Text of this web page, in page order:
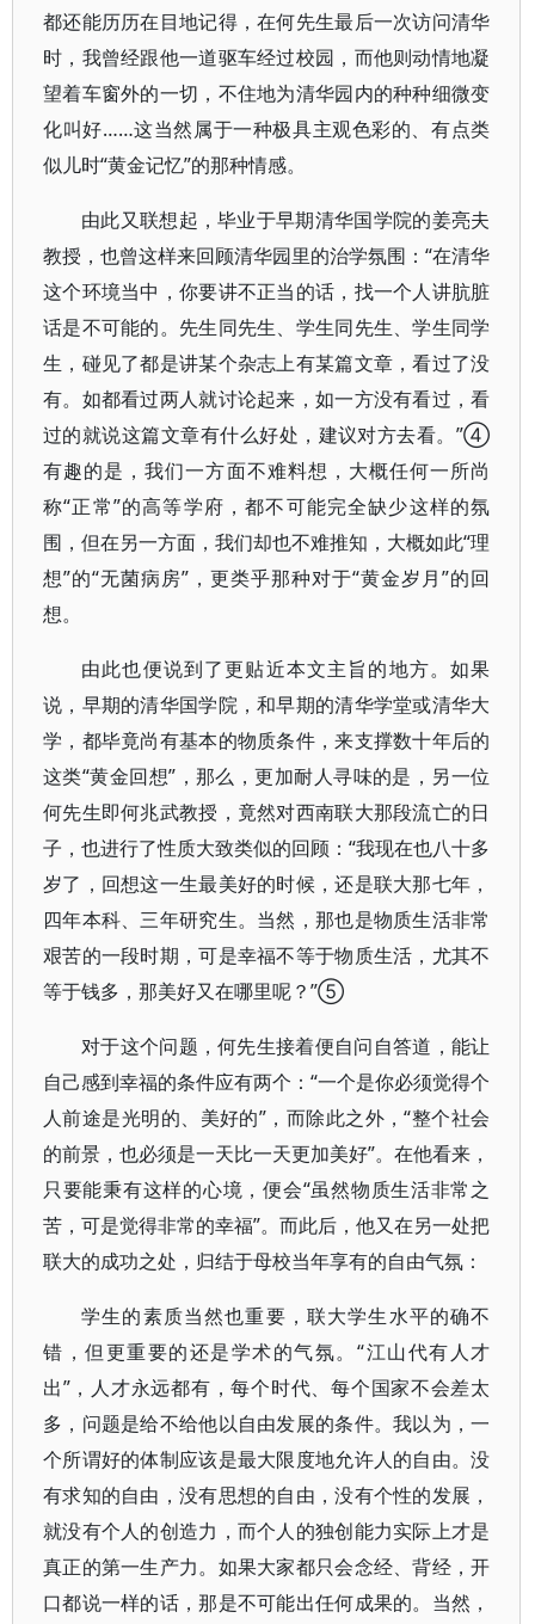
都还能历历在目地记得，在何先生最后一次访问清华
时，我曾经跟他一道驱车经过校园，而他则动情地凝
望着车窗外的一切，不住地为清华园内的种种细微变
化叫好……这当然属于一种极具主观色彩的、有点类
似儿时“黄金记忆”的那种情感。
由此又联想起，毕业于早期清华国学院的姜亮夫
教授，也曾这样来回顾清华园里的治学氛围：“在清华
这个环境当中，你要讲不正当的话，找一个人讲肮脏
话是不可能的。先生同先生、学生同先生、学生同学
生，碰见了都是讲某个杂志上有某篇文章，看过了没
有。如都看过两人就讨论起来，如一方没有看过，看
过的就说这篇文章有什么好处，建议对方去看。”④
有趣的是，我们一方面不难料想，大概任何一所尚
称“正常”的高等学府，都不可能完全缺少这样的氛
围，但在另一方面，我们却也不难推知，大概如此“理
想”的“无菌病房”，更类乎那种对于“黄金岁月”的回
想。
由此也便说到了更贴近本文主旨的地方。如果
说，早期的清华国学院，和早期的清华学堂或清华大
学，都毕竟尚有基本的物质条件，来支撑数十年后的
这类“黄金回想”，那么，更加耐人寻味的是，另一位
何先生即何兆武教授，竟然对西南联大那段流亡的日
子，也进行了性质大致类似的回顾：“我现在也八十多
岁了，回想这一生最美好的时候，还是联大那七年，
四年本科、三年研究生。当然，那也是物质生活非常
艰苦的一段时期，可是幸福不等于物质生活，尤其不
等于钱多，那美好又在哪里呢？”⑤
对于这个问题，何先生接着便自问自答道，能让
自己感到幸福的条件应有两个：“一个是你必须觉得个
人前途是光明的、美好的”，而除此之外，“整个社会
的前景，也必须是一天比一天更加美好”。在他看来，
只要能秉有这样的心境，便会“虽然物质生活非常之
苦，可是觉得非常的幸福”。而此后，他又在另一处把
联大的成功之处，归结于母校当年享有的自由气氛：
学生的素质当然也重要，联大学生水平的确不
错，但更重要的还是学术的气氛。“江山代有人才
出”，人才永远都有，每个时代、每个国家不会差太
多，问题是给不给他以自由发展的条件。我以为，一
个所谓好的体制应该是最大限度地允许人的自由。没
有求知的自由，没有思想的自由，没有个性的发展，
就没有个人的创造力，而个人的独创能力实际上才是
真正的第一生产力。如果大家都只会念经、背经，开
口都说一样的话，那是不可能出任何成果的。当然，